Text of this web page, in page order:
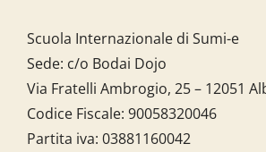
Scuola Internazionale di Sumi-e
Sede: c/o Bodai Dojo
Via Fratelli Ambrogio, 25 – 12051
Codice Fiscale: 90058320046
Partita iva: 03881160042